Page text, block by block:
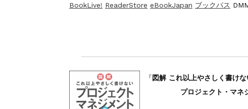
BookLive! ReaderStore eBookJapan ブックパス
『図解 これ以上やさしく書けな
プロジェクト・マネジ